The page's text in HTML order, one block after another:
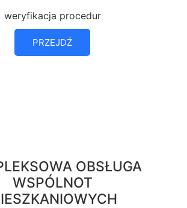
weryfikacja procedur
PRZEJDŹ
OBSŁUGA
WSPÓLNOT